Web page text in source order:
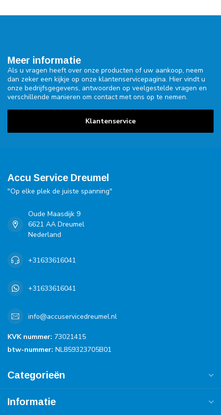
Meer informatie
Als u vragen heeft over onze producten of uw aankoop, neem
dan zeker een kijkje op onze klantenservicepagina. Hier vindt u
onze bedrijfsgegevens, antwoorden op veelgestelde vragen en
verschillende manieren om contact met ons op te nemen.
Klantenservice
Accu Service Dreumel
"Op elke plek de juiste spanning"
Oude Maasdijk 9
6621 AA Dreumel
Nederland
+31633616041
+31633616041
info@accuservicedreumel.nl
KVK nummer: 73021415
btw-nummer: NL859323705B01
Categorieën
Informatie